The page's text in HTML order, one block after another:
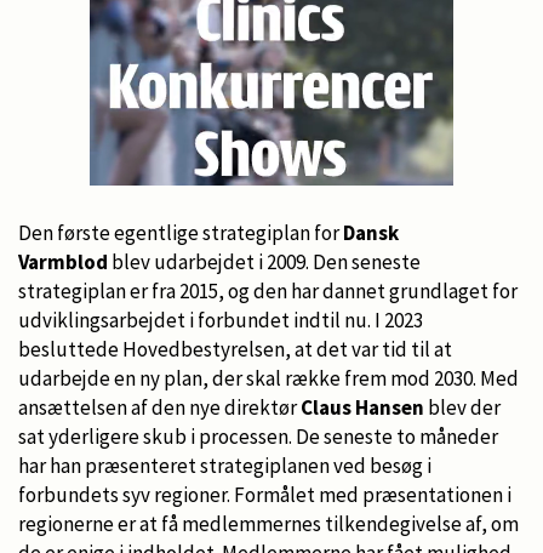
Den første egentlige strategiplan forDansk
Varmblod blev udarbejdet i 2009. Den seneste
strategiplan er fra 2015, og den har dannet grundlaget for
udviklingsarbejdet i forbundet indtil nu. I 2023
besluttede Hovedbestyrelsen, at det var tid til at
udarbejde en ny plan, der skal række frem mod 2030. Med
ansættelsen af den nye direktørClaus Hansen blev der
sat yderligere skub i processen. De seneste to måneder
har han præsenteret strategiplanen ved besøg i
forbundets syv regioner. Formålet med præsentationen i
regionerne er at få medlemmernes tilkendegivelse af, om